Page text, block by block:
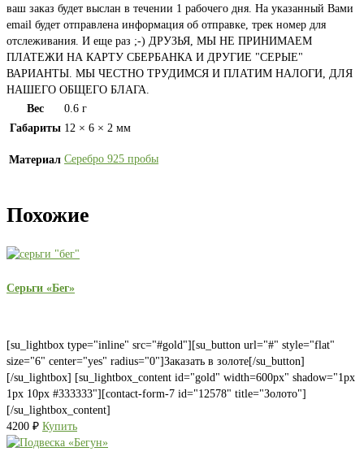
ваш заказ будет выслан в течении 1 рабочего дня. На указанный Вами
email будет отправлена информация об отправке, трек номер для
отслеживания. И еще раз ;-) ДРУЗЬЯ, МЫ НЕ ПРИНИМАЕМ
ПЛАТЕЖИ НА КАРТУ СБЕРБАНКА И ДРУГИЕ "СЕРЫЕ"
ВАРИАНТЫ. МЫ ЧЕСТНО ТРУДИМСЯ И ПЛАТИМ НАЛОГИ, ДЛЯ
НАШЕГО ОБЩЕГО БЛАГА.
Вес
0.6 г
Габариты 12 × 6 × 2 мм
Материал Серебро 925 пробы
Похожие
Серьги «Бег»
[su_lightbox type="inline" src="#gold"][su_button url="#" style="flat"
size="6" center="yes" radius="0"]Заказать в золоте[/su_button]
[/su_lightbox] [su_lightbox_content id="gold" width=600px" shadow="1px
1px 10px #333333"][contact-form-7 id="12578" title="Золото"]
[/su_lightbox_content]
4200 ₽ Купить